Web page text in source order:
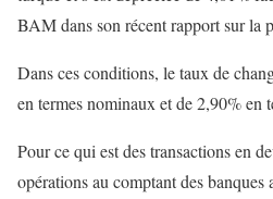
BAM dans son récent rapport sur la
Dans ces conditions, le taux de
en termes nominaux et de 2,90% en
Pour ce qui est des transactions en
opérations au comptant des banques